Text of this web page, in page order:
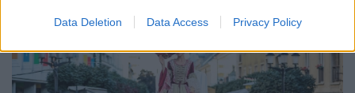
Data Deletion Data Access Privacy Policy